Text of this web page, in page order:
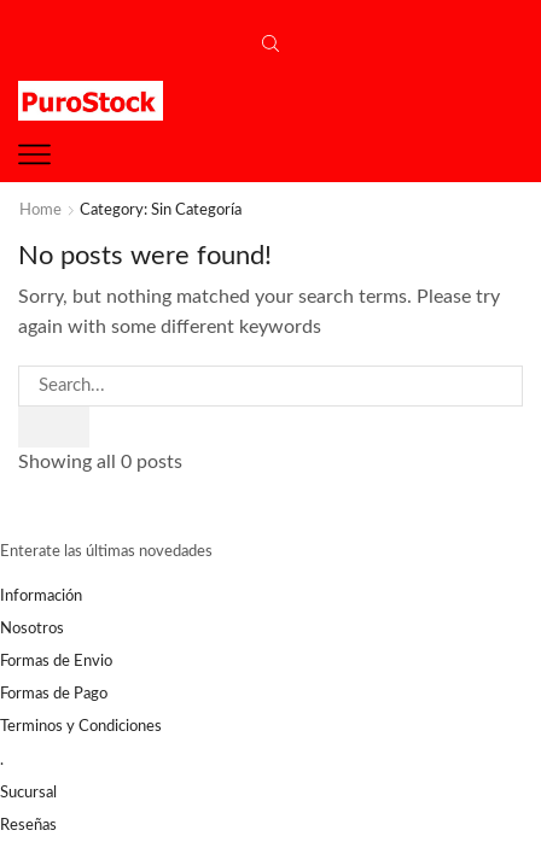
Home Category: Sin Categoría
No posts were found!
Sorry, but nothing matched your search terms. Please try
again with some different keywords
Showing all 0 posts
Enterate las últimas novedades
Información
Nosotros
Formas de Envio
Formas de Pago
Terminos y Condiciones
.
Sucursal
Reseñas